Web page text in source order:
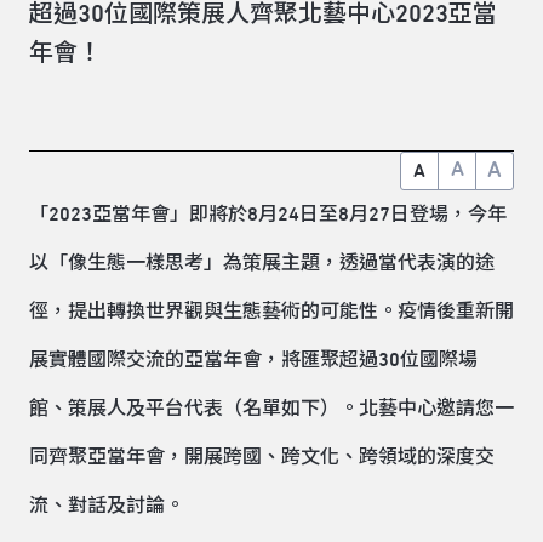
超過30位國際策展人齊聚北藝中心2023亞當
年會！
A A A
「2023亞當年會」即將於8月24日至8月27日登場，今年
以「像生態一樣思考」為策展主題，透過當代表演的途
徑，提出轉換世界觀與生態藝術的可能性。疫情後重新開
展實體國際交流的亞當年會，將匯聚超過30位國際場
館、策展人及平台代表（名單如下）。北藝中心邀請您一
同齊聚亞當年會，開展跨國、跨文化、跨領域的深度交
流、對話及討論。